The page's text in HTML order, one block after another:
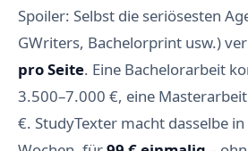
Spoiler: Selbst die seriösesten
GWriters, Bachelorprint usw.)
pro Seite. Eine Bachelorarbeit
3.500–7.000 €, eine
€. StudyTexter macht dasselbe